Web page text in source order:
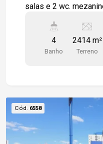
salas e 2 wc.
veículos.
4
Banho
2414 m²
Terreno
Cód. 6558